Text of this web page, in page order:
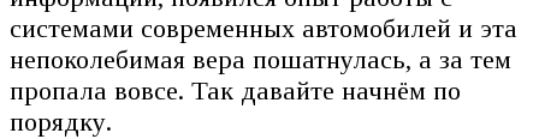
системами современных автомобилей и эта
непоколебимая вера пошатнулась, а за тем
пропала вовсе. Так давайте начнём по
порядку.